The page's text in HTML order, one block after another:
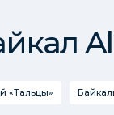
«Тальцы»